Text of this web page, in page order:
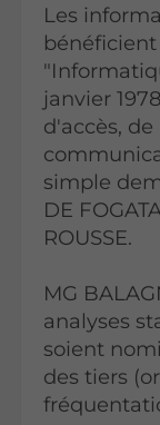
Les
janvier
d'accès,
simple
DE
ROUSSE.
MG
analyses
soient
des tiers